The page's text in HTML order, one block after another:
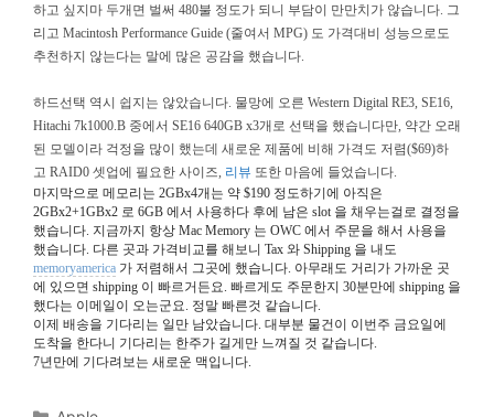
하고 싶지마 두개면 벌써 480불 정도가 되니 부담이 만만치가 않습니다. 그
리고 Macintosh Performance Guide (줄여서 MPG) 도 가격대비 성능으로도
추천하지 않는다는 말에 많은 공감을 했습니다.
하드선택 역시 쉽지는 않았습니다. 물망에 오른 Western Digital RE3, SE16,
Hitachi 7k1000.B 중에서 SE16 640GB x3개로 선택을 했습니다만, 약간 오래
된 모델이라 걱정을 많이 했는데 새로운 제품에 비해 가격도 저렴($69)하
고 RAID0 셋업에 필요한 사이즈, 리뷰 또한 마음에 들었습니다.
마지막으로 메모리는 2GBx4개는 약 $190 정도하기에 아직은
2GBx2+1GBx2 로 6GB 에서 사용하다 후에 남은 slot 을 채우는걸로 결정을
했습니다. 지금까지 항상 Mac Memory 는 OWC 에서 주문을 해서 사용을
했습니다. 다른 곳과 가격비교를 해보니 Tax 와 Shipping 을 내도
memoryamerica 가 저렴해서 그곳에 했습니다. 아무래도 거리가 가까운 곳
에 있으면 shipping 이 빠르거든요. 빠르게도 주문한지 30분만에 shipping 을
했다는 이메일이 오는군요. 정말 빠른것 같습니다.
이제 배송을 기다리는 일만 남았습니다. 대부분 물건이 이번주 금요일에
도착을 한다니 기다리는 한주가 길게만 느껴질 것 같습니다.
7년만에 기다려보는 새로운 맥입니다.
Categories